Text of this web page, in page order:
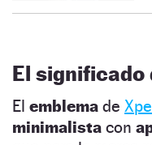
El significado
El emblema de
minimalista con